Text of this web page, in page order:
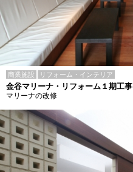
商業施設 リフォーム・インテリア
金谷マリーナ・リフォーム１期工事
マリーナの改修